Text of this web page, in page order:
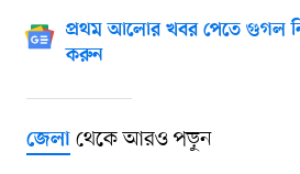
প্রথম আলোর খবর পেতে গুগল
করুন
জেলাথেকে আরও পড়ুন